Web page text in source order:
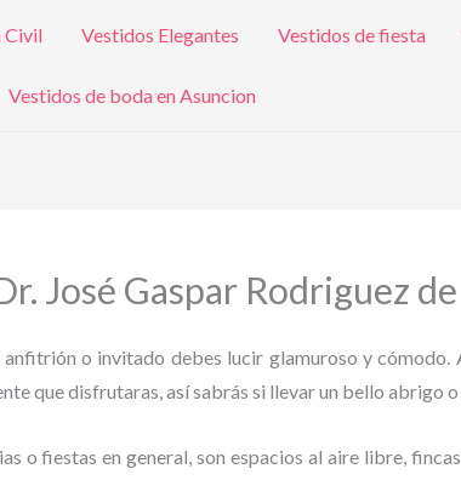
Civil Vestidos Elegantes Vestidos de fiesta
Vestidos de boda en Asuncion
José Gaspar Rodriguez
o invitado debes lucir glamuroso y
que disfrutaras, así sabrás si llevar un bello abrigo
o fiestas en general, son espacios al aire libre,